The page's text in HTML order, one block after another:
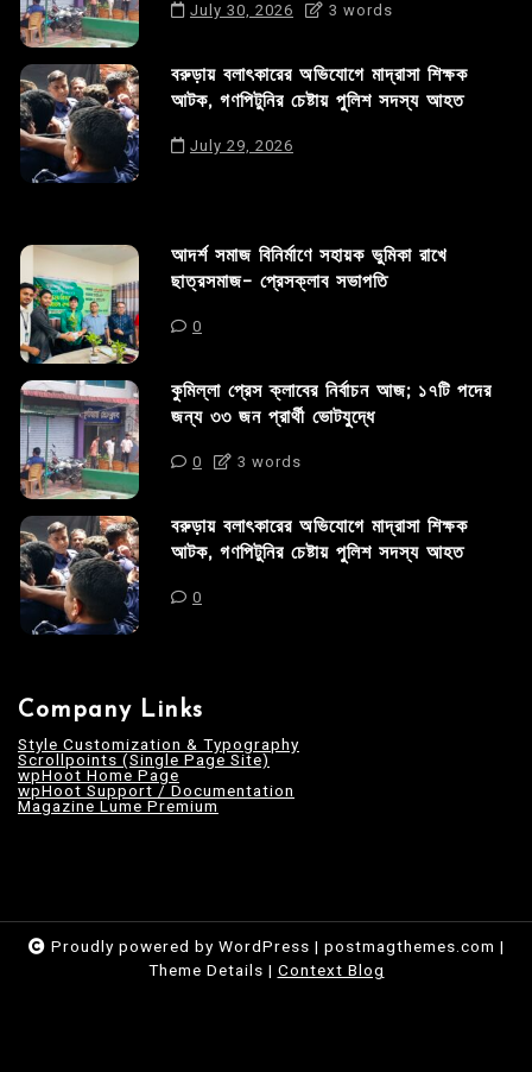
July 30, 2026 3 words
বরুড়ায় বলাৎকারের অভিযোগে মাদ্রাসা শিক্ষক
আটক, গণপিটুনির চেষ্টায় পুলিশ সদস্য আহত
July 29, 2026
আদর্শ সমাজ বিনির্মাণে সহায়ক ভুমিকা রাখে
ছাত্রসমাজ- প্রেসক্লাব সভাপতি
0
কুমিল্লা প্রেস ক্লাবের নির্বাচন আজ; ১৭টি পদের
জন্য ৩৩ জন প্রার্থী ভোটযুদ্ধে
0 3 words
বরুড়ায় বলাৎকারের অভিযোগে মাদ্রাসা শিক্ষক
আটক, গণপিটুনির চেষ্টায় পুলিশ সদস্য আহত
0
Company Links
Style Customization & Typography
Scrollpoints (Single Page Site)
wpHoot Home Page
wpHoot Support / Documentation
Magazine Lume Premium
Proudly powered by WordPress | postmagthemes.com |
Theme Details | Context Blog